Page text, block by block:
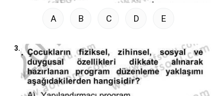
A B C D E
3.